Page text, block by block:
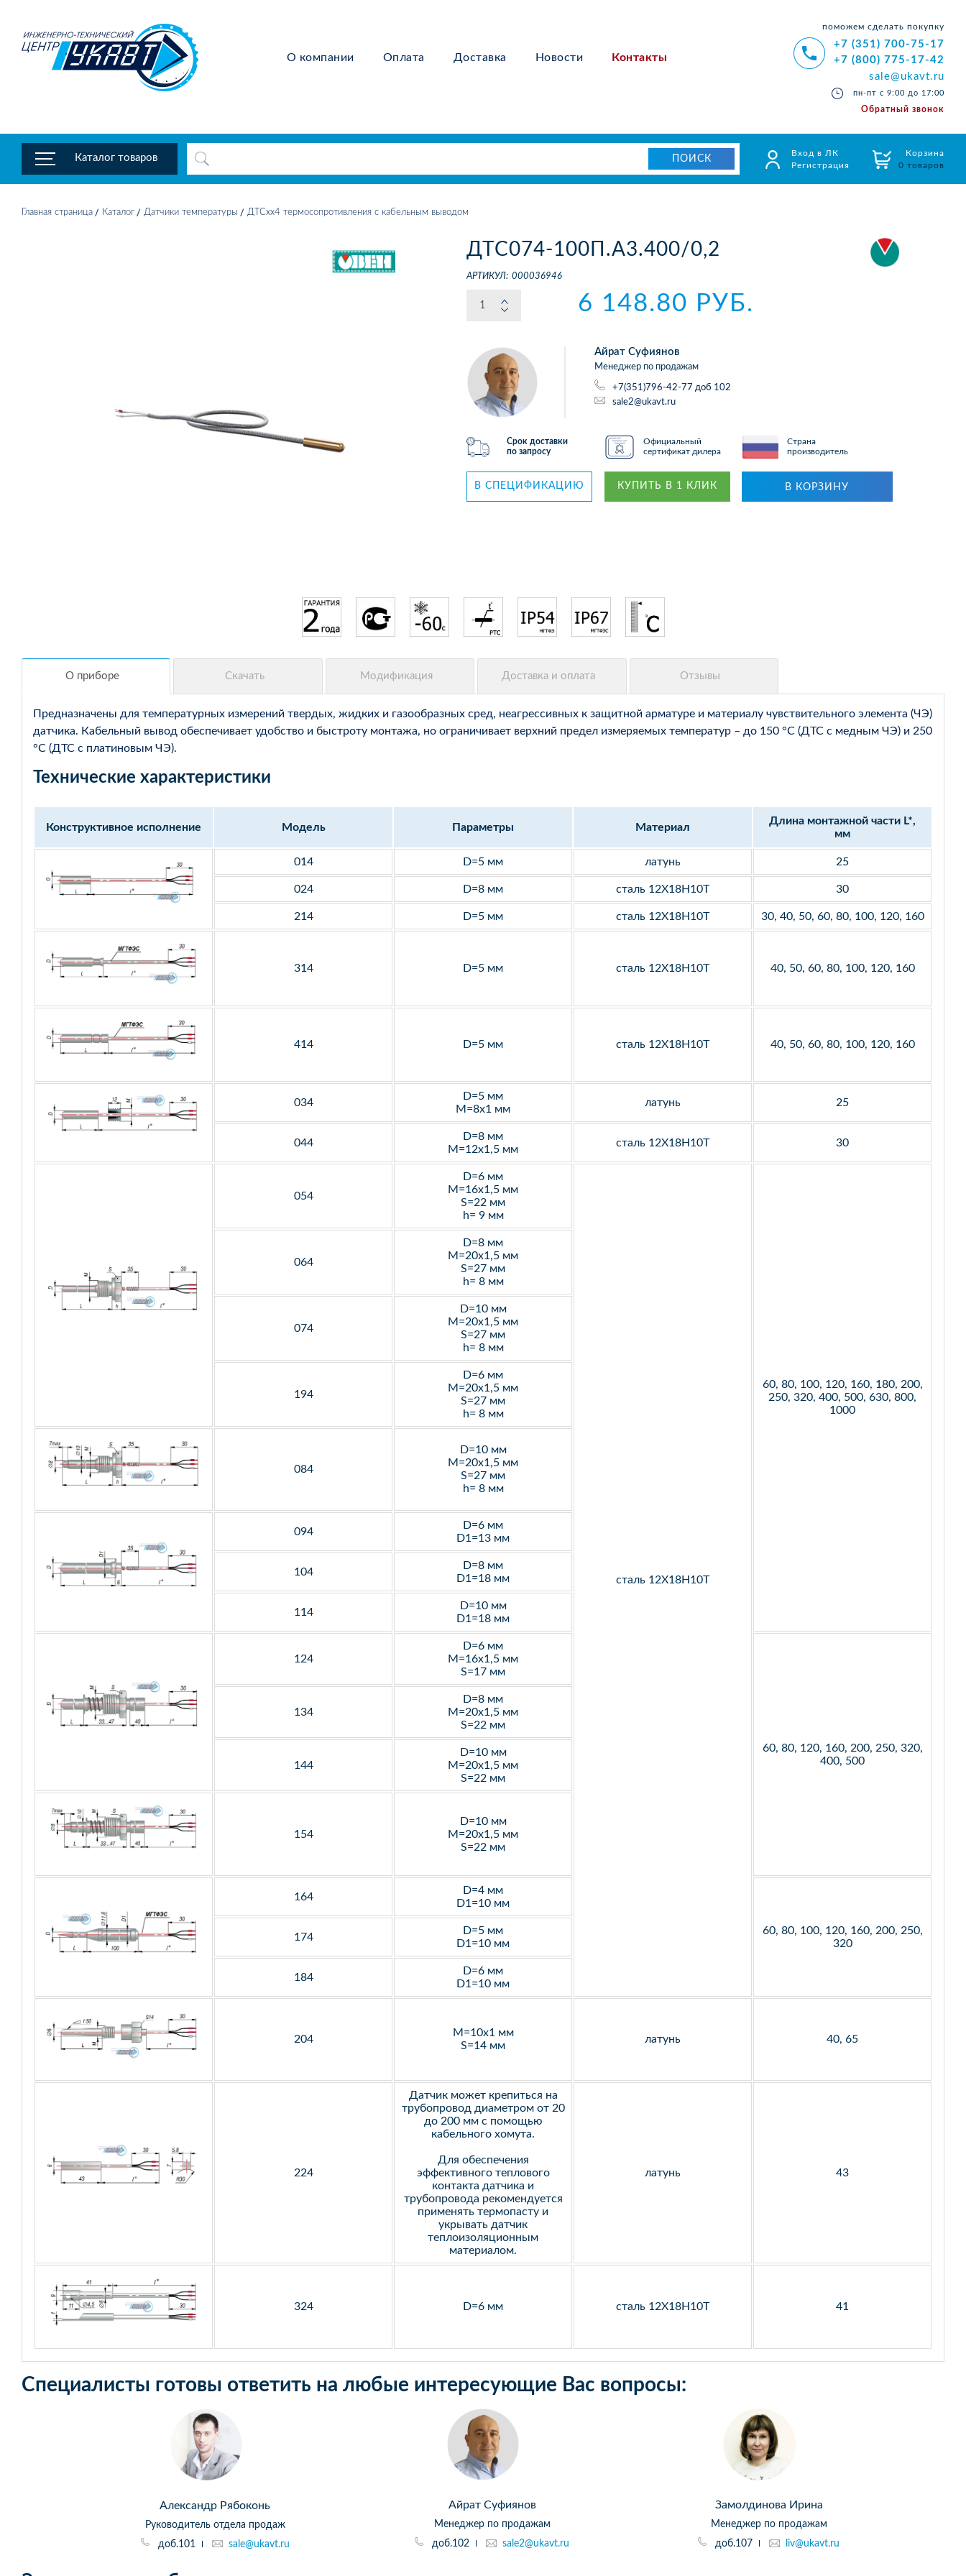
О компании Оплата Доставка Новости Контакты
поможем сделать покупку
+7 (351) 700-75-17
+7 (800) 775-17-42
sale@ukavt.ru
пн-пт с 9:00 до 17:00
Обратный звонок
Каталог товаров
Вход в ЛК
Регистрация
Корзина
0 товаров
Главная страница Каталог Датчики температуры ДТСхх4 термосопротивления с кабельным выводом
ДТС074-100П.А3.400/0,2
АРТИКУЛ: 000036946
6 148.80 РУБ.
Айрат Суфиянов
Менеджер по продажам
+7(351)796-42-77 доб 102
sale2@ukavt.ru
Срок доставки
по запросу
Официальный
сертификат дилера
Страна
производитель
В СПЕЦИФИКАЦИЮ КУПИТЬ В 1 КЛИК В КОРЗИНУ
Предназначены для температурных измерений твердых, жидких и газообразных сред, неагрессивных к защитной арматуре и материалу чувствительного элемента (ЧЭ)
датчика. Кабельный вывод обеспечивает удобство и быстроту монтажа, но ограничивает верхний предел измеряемых температур – до 150 °С (ДТС с медным ЧЭ) и 250
°С (ДТС с платиновым ЧЭ).
Технические характеристики
Конструктивное исполнение Модель Параметры Материал
Длина монтажной части L*,
мм
014 D=5 мм латунь 25
024 D=8 мм сталь 12Х18Н10Т 30
214 D=5 мм сталь 12Х18Н10Т 30, 40, 50, 60, 80, 100, 120, 160
314 D=5 мм сталь 12Х18Н10Т 40, 50, 60, 80, 100, 120, 160
414 D=5 мм сталь 12Х18Н10Т 40, 50, 60, 80, 100, 120, 160
034
D=5 мм
M=8х1 мм
латунь 25
044
D=8 мм
M=12х1,5 мм
сталь 12Х18Н10Т 30
054
D=6 мм
M=16х1,5 мм
S=22 мм
h= 9 мм
сталь 12Х18Н10Т
60, 80, 100, 120, 160, 180, 200,
250, 320, 400, 500, 630, 800,
1000
064
D=8 мм
M=20х1,5 мм
S=27 мм
h= 8 мм
074
D=10 мм
M=20х1,5 мм
S=27 мм
h= 8 мм
194
D=6 мм
M=20х1,5 мм
S=27 мм
h= 8 мм
084
D=10 мм
M=20х1,5 мм
S=27 мм
h= 8 мм
094
D=6 мм
D1=13 мм
104
D=8 мм
D1=18 мм
114
D=10 мм
D1=18 мм
124
D=6 мм
M=16х1,5 мм
S=17 мм
60, 80, 120, 160, 200, 250, 320,
400, 500
134
D=8 мм
M=20х1,5 мм
S=22 мм
144
D=10 мм
M=20х1,5 мм
S=22 мм
154
D=10 мм
M=20х1,5 мм
S=22 мм
164
D=4 мм
D1=10 мм
60, 80, 100, 120, 160, 200, 250,
320
174
D=5 мм
D1=10 мм
184
D=6 мм
D1=10 мм
204
M=10х1 мм
S=14 мм
латунь 40, 65
224
Датчик может крепиться на
трубопровод диаметром от 20
до 200 мм с помощью
кабельного хомута.
Для обеспечения
эффективного теплового
контакта датчика и
трубопровода рекомендуется
применять термопасту и
укрывать датчик
теплоизоляционным
материалом.
латунь 43
324 D=6 мм сталь 12Х18Н10Т 41
Специалисты готовы ответить на любые интересующие Вас вопросы:
Александр Рябоконь
Руководитель отдела продаж
доб.101
sale@ukavt.ru
Айрат Суфиянов
Менеджер по продажам
доб.102
sale2@ukavt.ru
Замолдинова Ирина
Менеджер по продажам
доб.107
liv@ukavt.ru